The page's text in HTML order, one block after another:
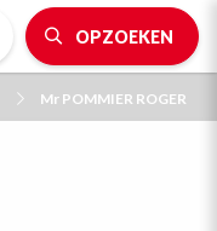
OPZOEKEN
Mr POMMIER ROGER